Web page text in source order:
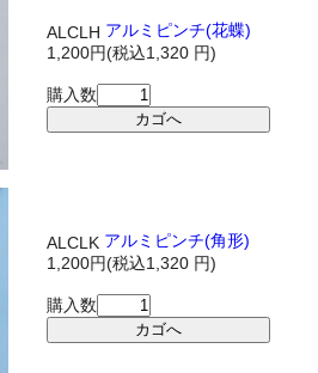
ALCLH アルミピンチ(花蝶)
1,200円(税込1,320 円)
購入数
ALCLK アルミピンチ(角形)
1,200円(税込1,320 円)
購入数